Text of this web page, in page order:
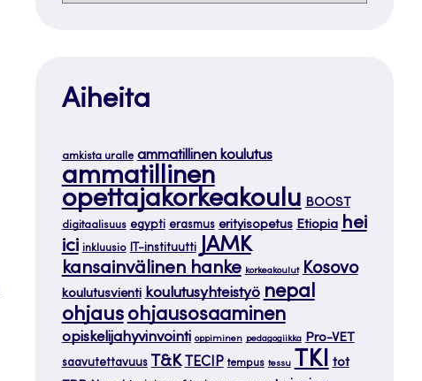
Aiheita
amkista uralle ammatillinen koulutus
ammatillinen
opettajakorkeakoulu BOOST
digitaalisuus egypti erasmus erityisopetus Etiopia hei
ici inkluusio IT-instituutti JAMK
kansainvälinen hanke korkeakoulut Kosovo
koulutusvienti koulutusyhteistyö nepal
ohjaus ohjausosaaminen
opiskelijahyvinvointi oppiminen pedagogiikka Pro-VET
saavutettavuus T&K TECIP tempus tessu TKI tot